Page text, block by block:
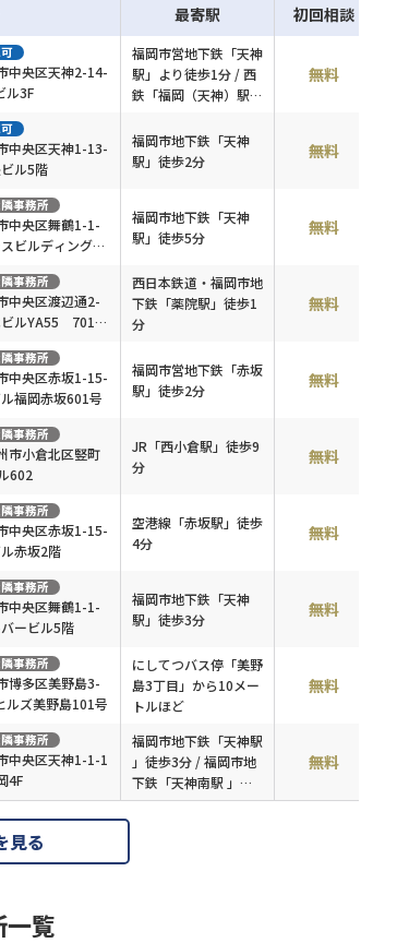
最寄駅 初回相談
中央区天神2-14-
ル3F
福岡市営地下鉄「天神
駅」より徒歩1分 / 西
鉄「福岡（天神）駅」
無料
中央区天神1-13-
ル5階
福岡市地下鉄「天神
駅」徒歩2分
無料
事務所
中央区舞鶴1-1-
ビルディング9
福岡市地下鉄「天神
駅」徒歩5分
無料
事務所
中央区渡辺通2-
ルYA55 701号
西日本鉄道・福岡市地
下鉄「薬院駅」徒歩1
分
無料
事務所
中央区赤坂1-15-
福岡赤坂601号
福岡市営地下鉄「赤坂
駅」徒歩2分
無料
事務所
市小倉北区竪町
602
JR「西小倉駅」徒歩9
分
無料
事務所
中央区赤坂1-15-
赤坂2階
空港線「赤坂駅」徒歩
4分
無料
事務所
中央区舞鶴1-1-
ービル5階
福岡市地下鉄「天神
駅」徒歩3分
無料
事務所
博多区美野島3-
ルズ美野島101号
にしてつバス停「美野
島3丁目」から10メー
トルほど
無料
事務所
中央区天神1-1-1
4F
福岡市地下鉄「天神駅
」徒歩3分 / 福岡市地
下鉄「天神南駅 」徒
歩3分 / 西鉄「西鉄福
無料
見る
覧